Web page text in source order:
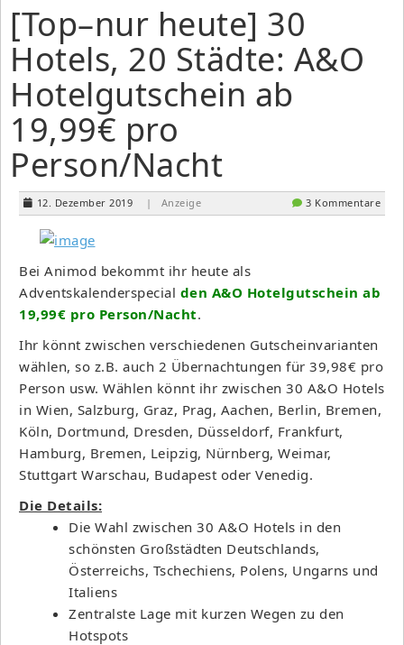
[Top–nur heute] 30
Hotels, 20 Städte: A&O
Hotelgutschein ab
19,99€ pro
Person/Nacht
12. Dezember 2019 | Anzeige 3 Kommentare
Bei Animod bekommt ihr heute als
Adventskalenderspecial den A&O Hotelgutschein ab
19,99€ pro Person/Nacht.
Ihr könnt zwischen verschiedenen Gutscheinvarianten
wählen, so z.B. auch 2 Übernachtungen für 39,98€ pro
Person usw. Wählen könnt ihr zwischen 30 A&O Hotels
in Wien, Salzburg, Graz, Prag, Aachen, Berlin, Bremen,
Köln, Dortmund, Dresden, Düsseldorf, Frankfurt,
Hamburg, Bremen, Leipzig, Nürnberg, Weimar,
Stuttgart Warschau, Budapest oder Venedig.
Die Details:
Die Wahl zwischen 30 A&O Hotels in den
schönsten Großstädten Deutschlands,
Österreichs, Tschechiens, Polens, Ungarns und
Italiens
Zentralste Lage mit kurzen Wegen zu den
Hotspots